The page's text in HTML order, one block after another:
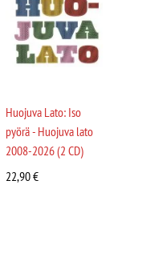
Huojuva Lato: Iso
pyörä - Huojuva lato
2008-2026 (2 CD)
22,90€